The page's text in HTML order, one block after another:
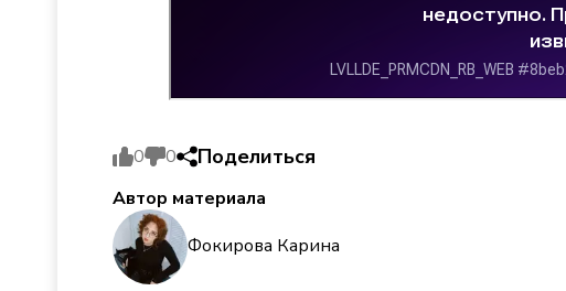
0 0 Поделиться
Автор материала
Фокирова Карина